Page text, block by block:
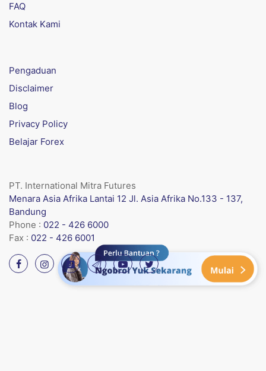
FAQ
Kontak Kami
Pengaduan
Disclaimer
Blog
Privacy Policy
Belajar Forex
PT. International Mitra Futures
Menara Asia Afrika Lantai 12 Jl. Asia Afrika No.133 - 137,
Bandung
Phone : 022 - 426 6000
Fax : 022 - 426 6001